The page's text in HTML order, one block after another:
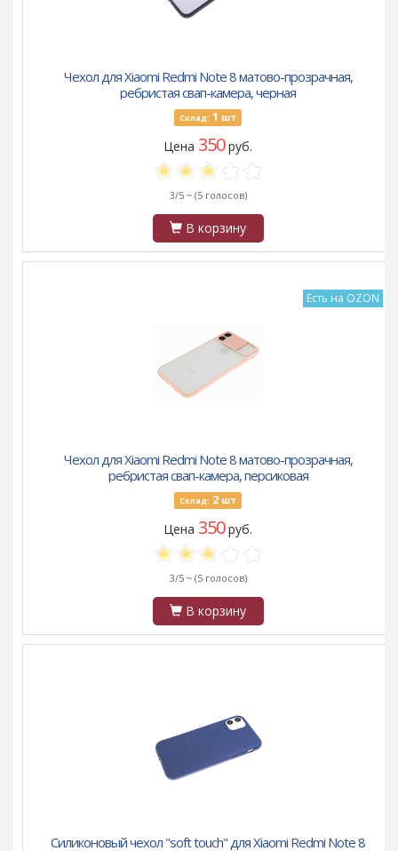
Чехол для Xiaomi Redmi Note 8 матово-прозрачная,
ребристая свап-камера, черная
Склад: 1 шт
Цена 350руб.
3/5 ~ (5 голосов)
В корзину
Есть на OZON
Чехол для Xiaomi Redmi Note 8 матово-прозрачная,
ребристая свап-камера, персиковая
Склад: 2 шт
Цена 350руб.
3/5 ~ (5 голосов)
В корзину
Силиконовый чехол "soft touch" для Xiaomi Redmi Note 8